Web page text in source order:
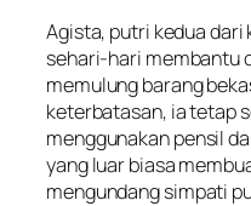
Agista, putri kedua dari
sehari-hari membantu
memulung barang
keterbatasan, ia tetap
menggunakan pensil
yang luar biasa
mengundang simpati